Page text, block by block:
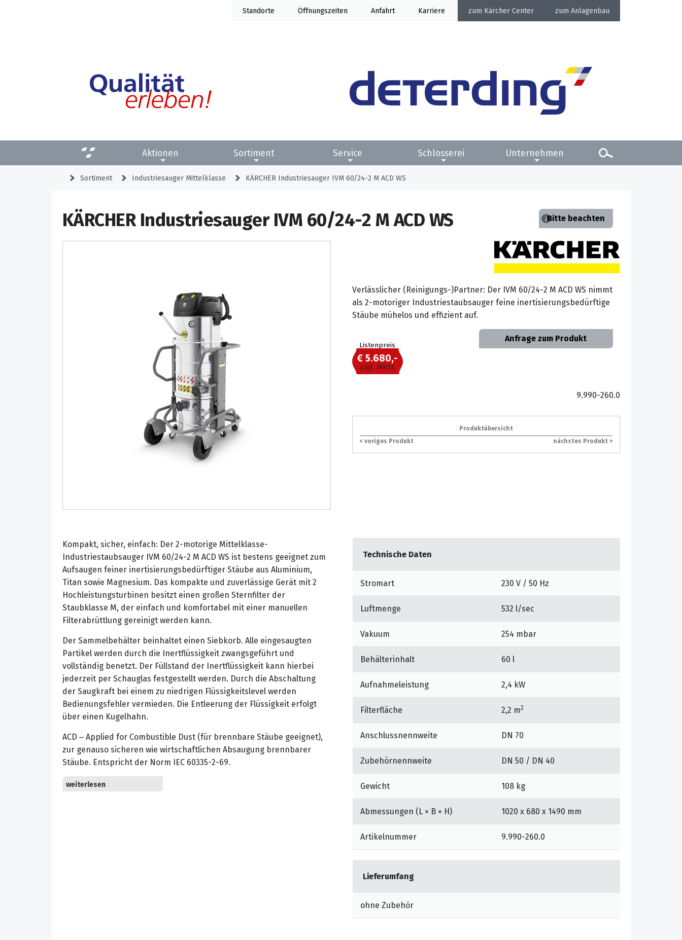
Standorte Öffnung Anfahrt Karriere Kärcher Center Anlagenbau
Aktionen Sortiment Service Schlosserei Unternehmen
Sortiment Industriesauger Mittelklasse KÄRCHER Industriesauger IVM 60/24-2 M ACD WS
Bitte beachten
KÄRCHER Industriesauger IVM 60/24-2 M ACD WS
Verlässlicher (Reinigungs-)Partner: Der IVM 60/24-2 M ACD WS nimmt
als 2-motoriger Industriestaubsauger feine inertisierungsbedürftige
Stäube mühelos und effizient auf.
Listenpreis
€ 5.680,-
zzgl. MwSt.
Anfrage zum Produkt
9.990-260.0
Produktübersicht
< voriges Produkt
nächstes Produkt >
Kompakt, sicher, einfach: Der 2-motorige Mittelklasse-
Industriestaubsauger IVM 60/24-2 M ACD WS ist bestens geeignet zum
Aufsaugen feiner inertisierungsbedürftiger Stäube aus Aluminium,
Titan sowie Magnesium. Das kompakte und zuverlässige Gerät mit 2
Hochleistungsturbinen besitzt einen großen Sternfilter der
Staubklasse M, der einfach und komfortabel mit einer manuellen
Filterabrüttlung gereinigt werden kann.
Der Sammelbehälter beinhaltet einen Siebkorb. Alle eingesaugten
Partikel werden durch die Inertflüssigkeit zwangsgeführt und
vollständig benetzt. Der Füllstand der Inertflüssigkeit kann hierbei
jederzeit per Schauglas festgestellt werden. Durch die Abschaltung
der Saugkraft bei einem zu niedrigen Flüssigkeitslevel werden
Bedienungsfehler vermieden. Die Entleerung der Flüssigkeit erfolgt
über einen Kugelhahn.
ACD – Applied for Combustible Dust (für brennbare Stäube geeignet),
zur genauso sicheren wie wirtschaftlichen Absaugung brennbarer
Stäube. Entspricht der Norm IEC 60335-2-69.
Zwangsführung der aufgesaugten Partikel: Das Sauggut wird durch die
Inertflüssigkeit vollständig benetzt. Überwachung der
Technische Daten
Stromart 230 V / 50 Hz
Luftmenge 532 l/sec
Vakuum 254 mbar
Behälterinhalt 60 l
Aufnahmeleistung 2,4 kW
Filterfläche 2,2 m2
Anschlussnennweite DN 70
Zubehörnennweite DN 50 / DN 40
Gewicht 108 kg
Abmessungen (L × B × H) 1020 x 680 x 1490 mm
Artikelnummer 9.990-260.0
Lieferumfang
ohne Zubehör